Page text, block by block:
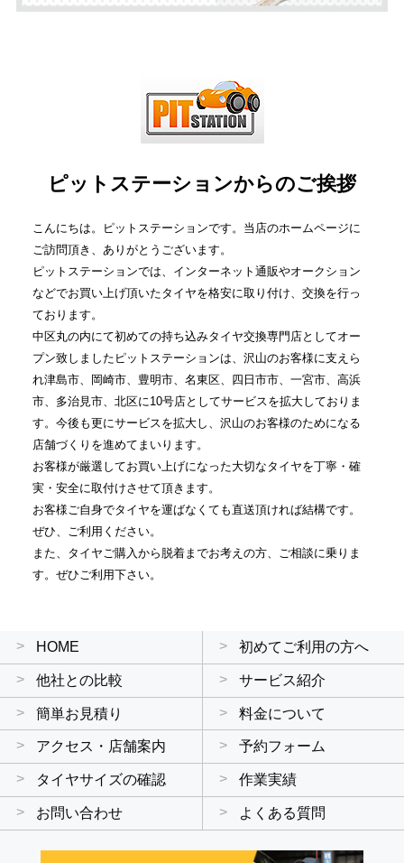
ピットステーションからのご挨拶
こんにちは。ピットステーションです。当店のホームページに
ご訪問頂き、ありがとうございます。
ピットステーションでは、インターネット通販やオークション
などでお買い上げ頂いたタイヤを格安に取り付け、交換を行っ
ております。
中区丸の内にて初めての持ち込みタイヤ交換専門店としてオー
プン致しましたピットステーションは、沢山のお客様に支えら
れ津島市、岡崎市、豊明市、名東区、四日市市、一宮市、高浜
市、多治見市、北区に10号店としてサービスを拡大しておりま
す。今後も更にサービスを拡大し、沢山のお客様のためになる
店舗づくりを進めてまいります。
お客様が厳選してお買い上げになった大切なタイヤを丁寧・確
実・安全に取付けさせて頂きます。
お客様ご自身でタイヤを運ばなくても直送頂ければ結構です。
ぜひ、ご利用ください。
また、タイヤご購入から脱着までお考えの方、ご相談に乗りま
す。ぜひご利用下さい。
HOME 初めてご利用の方へ
他社との比較 サービス紹介
簡単お見積り 料金について
アクセス・店舗案内 予約フォーム
タイヤサイズの確認 作業実績
お問い合わせ よくある質問